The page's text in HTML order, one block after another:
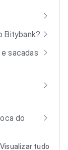
Bitybank?
sacadas
do
Visualizar tudo